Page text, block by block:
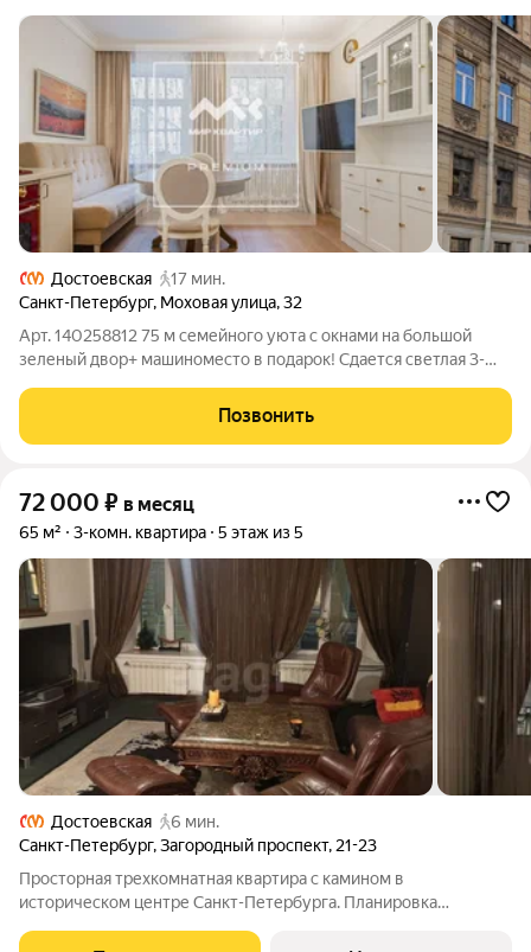
Достоевская
17 мин.
Санкт-Петербург, Моховая улица,32
Арт. 140258812 75 м семейного уюта с окнами на большой
зеленый двор+ машиноместо в подарок! Сдается светлая 3-
Только тишина и место, где история встречается с комфортом.
Общая площадь 75 м
Позвонить
72 000 ₽ в месяц
65 м² 3-комн. квартира 5 этаж из 5
Достоевская
6 мин.
Санкт-Петербург,Загородный проспект, 21-23
Просторная трехкомнатная квартира с камином в
историческом центре Санкт-Петербурга. Планировка